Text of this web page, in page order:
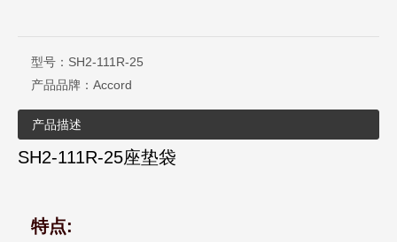
型号： SH2-111R-25
产品品牌： Accord
产品描述
SH2-111R-25座垫袋
特点: